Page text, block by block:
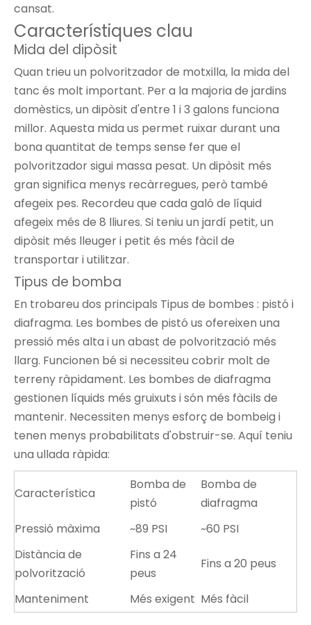
cansat.
Característiques clau
Mida del dipòsit
Quan trieu un polvoritzador de motxilla, la mida del
tanc és molt important. Per a la majoria de jardins
domèstics, un dipòsit d'entre 1 i 3 galons funciona
millor. Aquesta mida us permet ruixar durant una
bona quantitat de temps sense fer que el
polvoritzador sigui massa pesat. Un dipòsit més
gran significa menys recàrregues, però també
afegeix pes. Recordeu que cada galó de líquid
afegeix més de 8 lliures. Si teniu un jardí petit, un
dipòsit més lleuger i petit és més fàcil de
transportar i utilitzar.
Tipus de bomba
En trobareu dos principals Tipus de bombes : pistó i
diafragma. Les bombes de pistó us ofereixen una
pressió més alta i un abast de polvorització més
llarg. Funcionen bé si necessiteu cobrir molt de
terreny ràpidament. Les bombes de diafragma
gestionen líquids més gruixuts i són més fàcils de
mantenir. Necessiten menys esforç de bombeig i
tenen menys probabilitats d'obstruir-se. Aquí teniu
una ullada ràpida:
Característica
Bomba de
pistó
Bomba de
diafragma
Pressió màxima
~89 PSI
~60 PSI
Distància de
polvorització
Fins a 24
peus
Fins a 20 peus
Manteniment Més exigent Més fàcil